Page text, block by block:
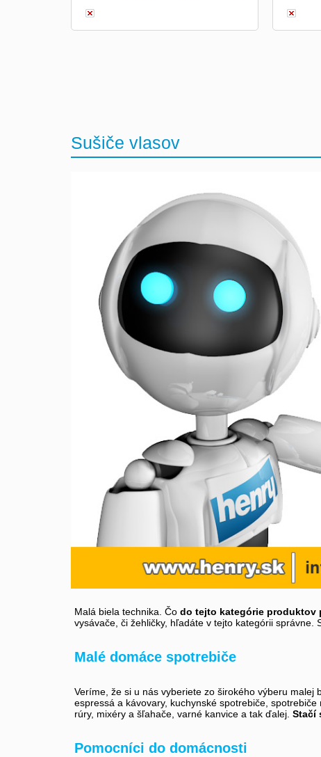
Sušiče vlasov
Malá biela technika. Čo do tejto kategórie produktov
vysávače, či žehličky, hľadáte v tejto kategórii správne.
Malé domáce spotrebiče
Veríme, že si u nás vyberiete zo širokého výberu malej
espressá a kávovary, kuchynské spotrebiče,
rúry, mixéry a šľahače, varné kanvice a tak ďalej. Stačí
Pomocníci do domácnosti